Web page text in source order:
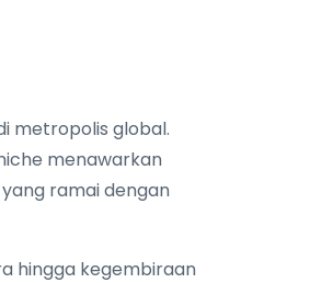
metropolis global.
menawarkan
ramai dengan
hingga kegembiraan